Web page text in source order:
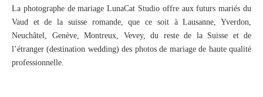
La photographe de mariage LunaCat Studio offre aux futurs mariés du
Vaud et de la suisse romande, que ce soit à Lausanne, Yverdon,
Neuchâtel, Genève, Montreux, Vevey, du reste de la Suisse et de
l’étranger (destination wedding) des photos de mariage de haute qualité
professionnelle.